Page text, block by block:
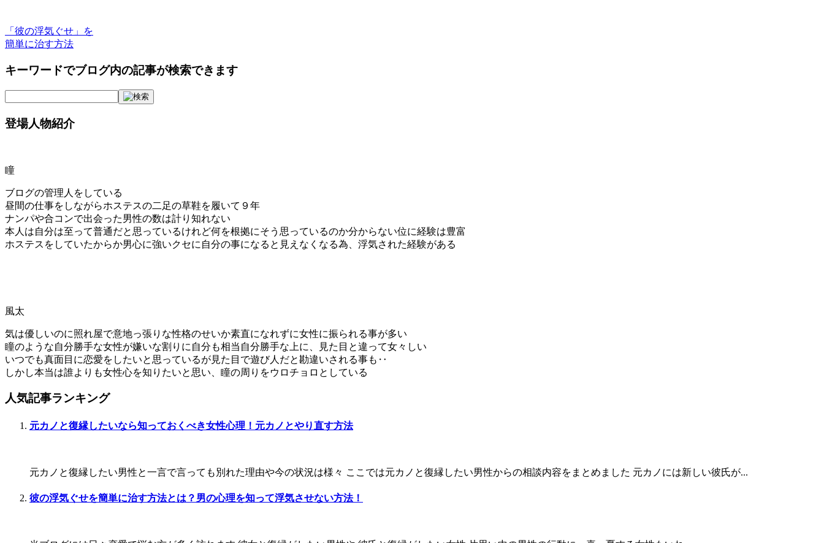
「彼の浮気ぐせ」を
簡単に治す方法
キーワードでブログ内の記事が検索できます
登場人物紹介
瞳
ブログの管理人をしている
昼間の仕事をしながらホステスの二足の草鞋を履いて９年
ナンパや合コンで出会った男性の数は計り知れない
本人は自分は至って普通だと思っているけれど何を根拠にそう思っているのか分からない位に経験は豊富
ホステスをしていたからか男心に強いクセに自分の事になると見えなくなる為、浮気された経験がある
風太
気は優しいのに照れ屋で意地っ張りな性格のせいか素直になれずに女性に振られる事が多い
瞳のような自分勝手な女性が嫌いな割りに自分も相当自分勝手な上に、見た目と違って女々しい
いつでも真面目に恋愛をしたいと思っているが見た目で遊び人だと勘違いされる事も‥
しかし本当は誰よりも女性心を知りたいと思い、瞳の周りをウロチョロとしている
人気記事ランキング
元カノと復縁したいなら知っておくべき女性心理！元カノとやり直す方法
元カノと復縁したい男性と一言で言っても別れた理由や今の状況は様々 ここでは元カノと復縁したい男性からの相談内容をまとめました 元カノには新しい彼氏が...
彼の浮気ぐせを簡単に治す方法とは？男の心理を知って浮気させない方法！